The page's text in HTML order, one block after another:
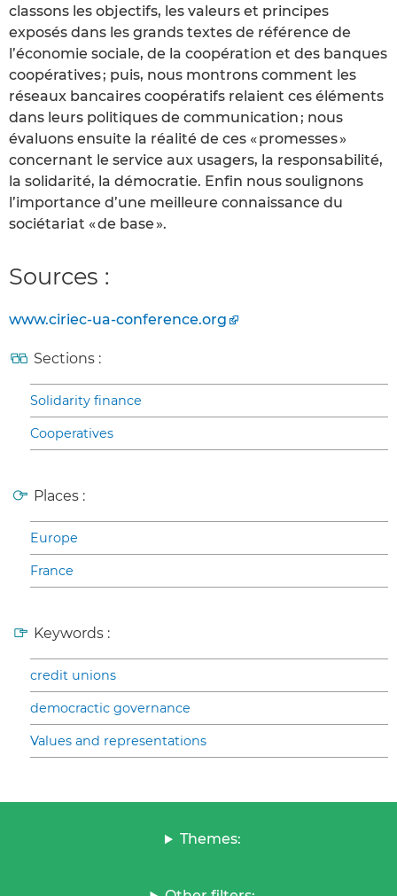
classons les objectifs, les valeurs et principes
exposés dans les grands textes de référence de
l’économie sociale, de la coopération et des banques
coopératives ; puis, nous montrons comment les
réseaux bancaires coopératifs relaient ces éléments
dans leurs politiques de communication ; nous
évaluons ensuite la réalité de ces « promesses »
concernant le service aux usagers, la responsabilité,
la solidarité, la démocratie. Enfin nous soulignons
l’importance d’une meilleure connaissance du
sociétariat « de base ».
Sources :
www.ciriec-ua-conference.org
Sections :
Solidarity finance
Cooperatives
Places :
Europe
France
Keywords :
credit unions
democractic governance
Values and representations
Themes: